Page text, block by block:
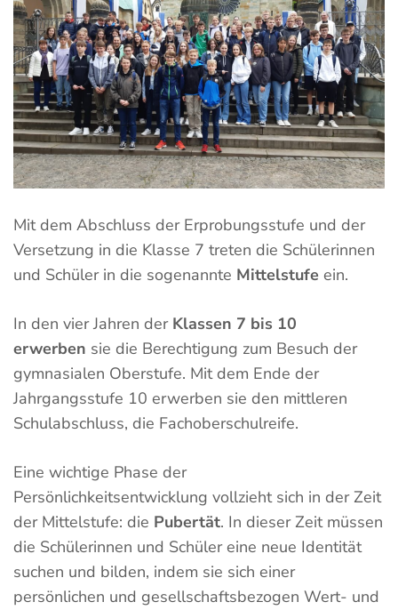
Mit dem Abschluss der Erprobungsstufe und der
Versetzung in die Klasse 7 treten die Schülerinnen
und Schüler in die sogenannte Mittelstufe ein.
In den vier Jahren der Klassen 7 bis 10
erwerben sie die Berechtigung zum Besuch der
gymnasialen Oberstufe. Mit dem Ende der
Jahrgangsstufe 10 erwerben sie den mittleren
Schulabschluss, die Fachoberschulreife.
Eine wichtige Phase der
Persönlichkeitsentwicklung vollzieht sich in der Zeit
der Mittelstufe: die Pubertät. In dieser Zeit müssen
die Schülerinnen und Schüler eine neue Identität
suchen und bilden, indem sie sich einer
persönlichen und gesellschaftsbezogen Wert- und